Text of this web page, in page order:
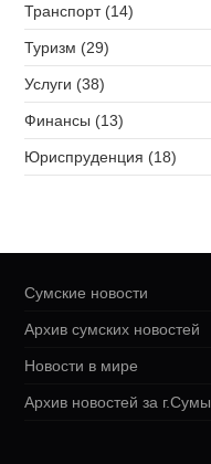
Транспорт (14)
Туризм (29)
Услуги (38)
Финансы (13)
Юриспруденция (18)
Сумские новости
Архив сумских новостей
Новости в мире
Архив новостей за г.Сумы